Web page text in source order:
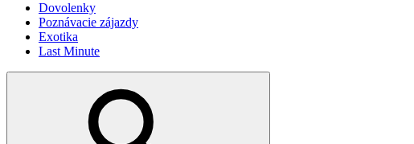
Dovolenky
Poznávacie zájazdy
Exotika
Last Minute